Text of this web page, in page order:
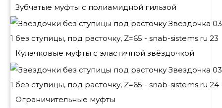
Зубчатые муфты с полиамидной гильзой
Кулачковые муфты с эластичной звёздочкой
Ограничительные муфты